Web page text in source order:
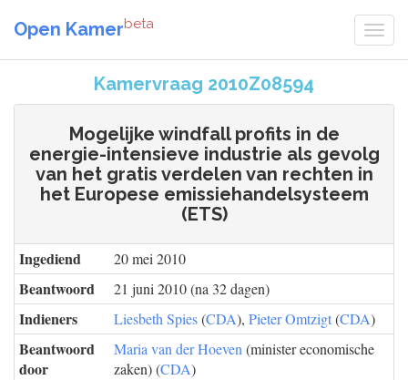
Open Kamerbeta
Kamervraag 2010Z08594
Mogelijke windfall profits in de
energie-intensieve industrie als gevolg
van het gratis verdelen van rechten in
het Europese emissiehandelsysteem
(ETS)
Ingediend 20 mei 2010
Beantwoord 21 juni 2010 (na 32 dagen)
Indieners Liesbeth Spies(CDA), Pieter Omtzigt(CDA)
Beantwoord
door
Maria van der Hoeven (minister economische
zaken) (CDA)